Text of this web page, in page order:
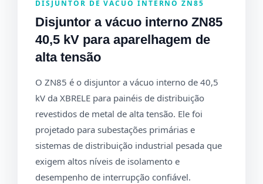
DISJUNTOR DE VÁCUO INTERNO ZN85
Disjuntor a vácuo interno ZN85
40,5 kV para aparelhagem de
alta tensão
O ZN85 é o disjuntor a vácuo interno de 40,5
kV da XBRELE para painéis de distribuição
revestidos de metal de alta tensão. Ele foi
projetado para subestações primárias e
sistemas de distribuição industrial pesada que
exigem altos níveis de isolamento e
desempenho de interrupção confiável.